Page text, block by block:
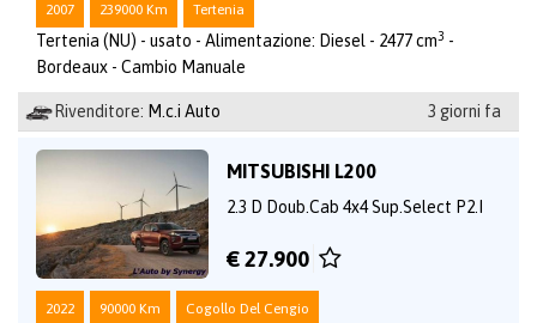
2007 239000 Km Tertenia
Tertenia (NU) - usato - Alimentazione: Diesel - 2477 cm3 -
Bordeaux - Cambio Manuale
Rivenditore: M.c.i Auto 3 giorni fa
MITSUBISHI L200
2.3 D Doub.Cab 4x4 Sup.Select P2.I
€ 27.900
2022 90000 Km Cogollo Del Cengio